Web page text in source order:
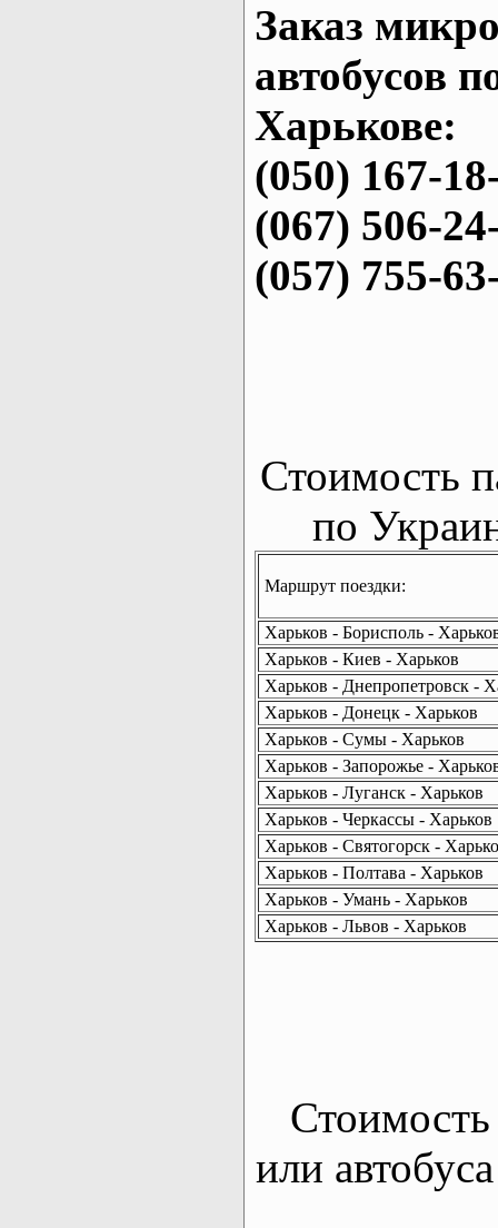
Заказ
автобусов
Харькове:
(050) 167-
(067) 506-
(057) 755-
Стоимость
по
Маршрут поездки:
Харьков - Борисполь -
Харьков - Киев - Харьков
Харьков - Днепропетровск -
Харьков - Донецк - Харьков
Харьков - Сумы - Харьков
Харьков - Запорожье -
Харьков - Луганск - Харьков
Харьков - Черкассы - Харьков
Харьков - Святогорск -
Харьков - Полтава - Харьков
Харьков - Умань - Харьков
Харьков - Львов - Харьков
Стоимость
или